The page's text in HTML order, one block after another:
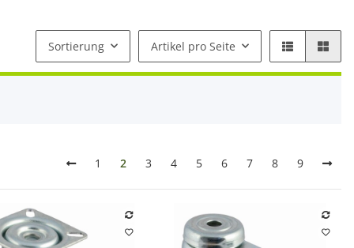
Sortierung Artikel pro Seite
1 2 3 4 5 6 7 8 9